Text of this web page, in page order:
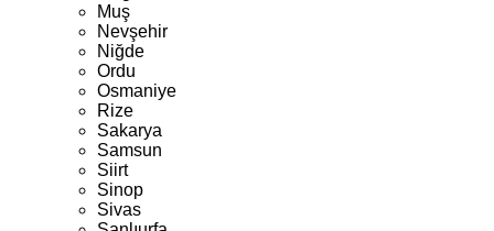
Muş
Nevşehir
Niğde
Ordu
Osmaniye
Rize
Sakarya
Samsun
Siirt
Sinop
Sivas